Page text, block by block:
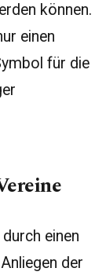
können.
einen
für die
einen
der